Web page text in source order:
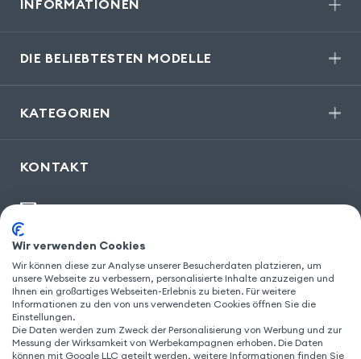
INFORMATIONEN
DIE BELIEBTESTEN MODELLE
KATEGORIEN
KONTAKT
kontakt@gsm55.de
30, bis rue Girard
FOLGEN SIE UNS
Wir verwenden Cookies
Wir können diese zur Analyse unserer Besucherdaten platzieren, um
unsere Webseite zu verbessern, personalisierte Inhalte anzuzeigen und
Ihnen ein großartiges Webseiten-Erlebnis zu bieten. Für weitere
Informationen zu den von uns verwendeten Cookies öffnen Sie die
Einstellungen.
Die Daten werden zum Zweck der Personalisierung von Werbung und zur
Messung der Wirksamkeit von Werbekampagnen erhoben. Die Daten
können mit Google LLC geteilt werden, weitere Informationen finden Sie